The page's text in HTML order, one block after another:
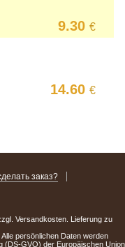
9.30€
14.60€
заказ?
Versandkosten. Lieferung zu
persönlichen Daten werden
(DS-GVO) der Europäischen Union